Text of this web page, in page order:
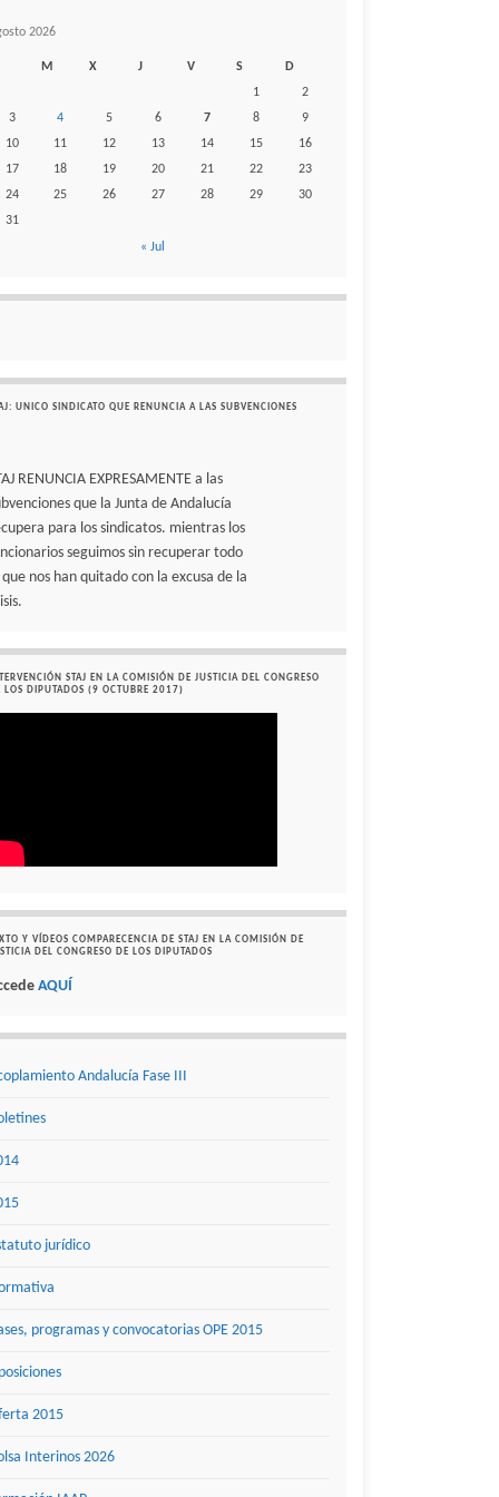
2026
M X J V S
D
1
2
3
4 5 6 7 8
9
10
11 12 13 14 15
16
17
18 19 20 21 22
23
24
25 26 27 28 29
30
31
« Jul
UNICO SINDICATO QUE RENUNCIA A LAS SUBVENCIONES
RENUNCIA EXPRESAMENTE a las
que la Junta de Andalucía
para los sindicatos. mientras los
seguimos sin recuperar todo
que nos han quitado con la excusa de la
STAJ EN LA COMISIÓN DE JUSTICIA DEL CONGRESO
LOS DIPUTADOS (9 OCTUBRE 2017)
Y VÍDEOS COMPARECENCIA DE STAJ EN LA COMISIÓN DE
DEL CONGRESO DE LOS DIPUTADOS
AQUÍ
Andalucía Fase III
jurídico
programas y convocatorias OPE 2015
2015
Interinos 2026